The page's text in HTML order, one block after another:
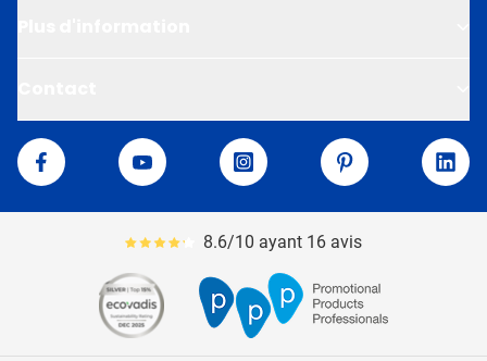
Van Helden
Facebook
YouTube Instagram Pinterest
Le pourcentage moyen d'avis est de 86
8.6/10 ayant 16 avis